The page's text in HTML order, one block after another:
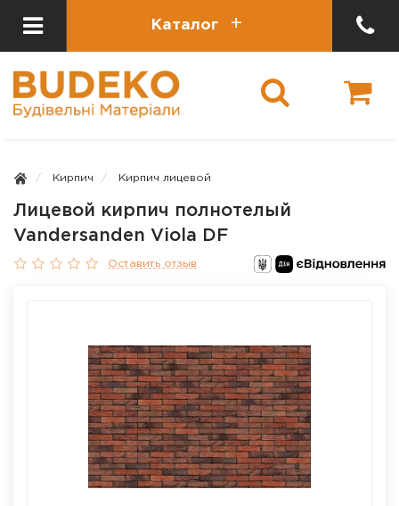
Каталог
Кирпич Кирпич лицевой
Лицевой кирпич полнотелый
Vandersanden Viola DF
Оставить отзыв